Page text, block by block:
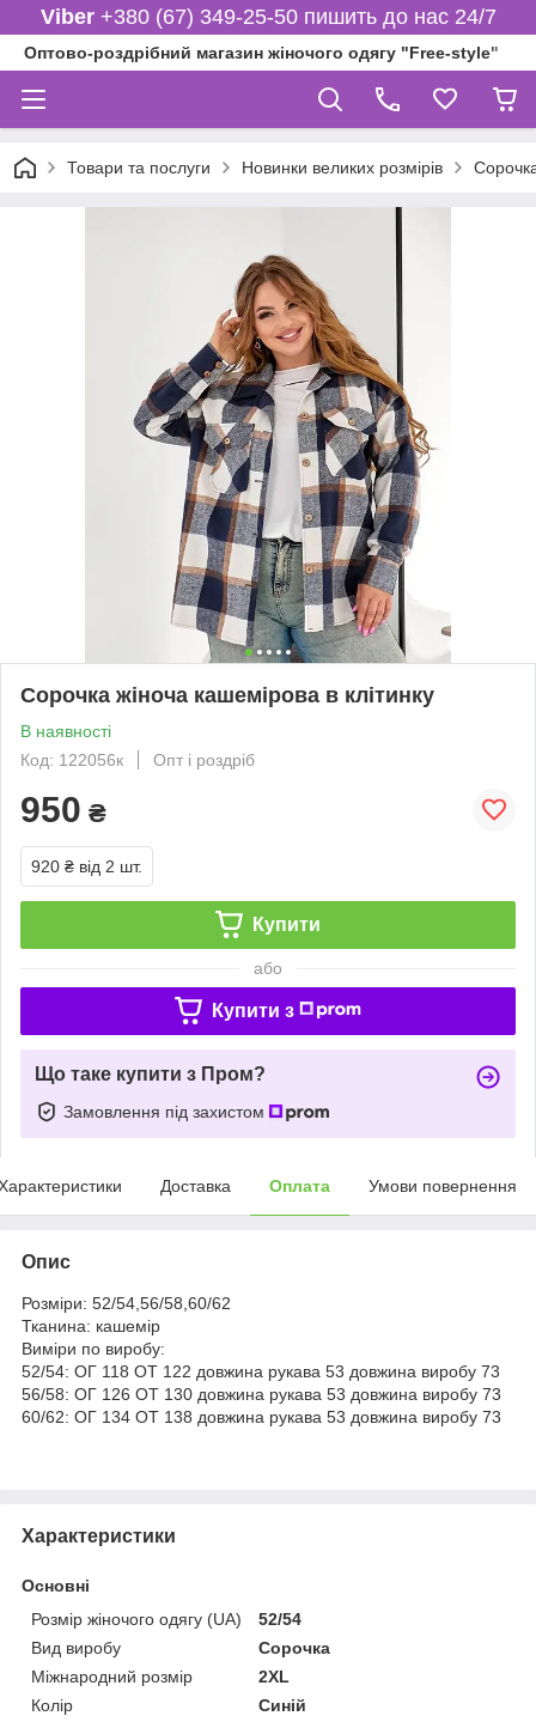
Viber+380 (67) 349-25-50 пишить до нас 24/7
Оптово-роздрібний магазин жіночого одягу "Free-style"
Товари та послуги Новинки великих розмірів
Сорочка жіноча кашемірова в клітинку
В наявності
Код: 122056к
Опт і роздріб
950 ₴
920 ₴ від 2 шт.
Купити
або
Купити з
Що таке купити з Пром?
Замовлення під захистом
Доставка Оплата Умови повернення
Опис
Розміри: 52/54,56/58,60/62
Тканина: кашемір
Виміри по виробу:
52/54: ОГ 118 ОТ 122 довжина рукава 53 довжина виробу 73
56/58: ОГ 126 ОТ 130 довжина рукава 53 довжина виробу 73
60/62: ОГ 134 ОТ 138 довжина рукава 53 довжина виробу 73
Характеристики
Основні
Розмір жіночого одягу (UA)
52/54
Вид виробу
Сорочка
Міжнародний розмір
2XL
Колір
Синій